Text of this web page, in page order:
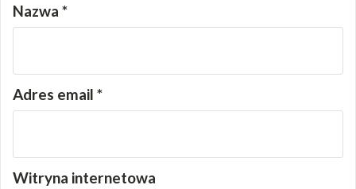
Nazwa *
Adres email *
Witryna internetowa